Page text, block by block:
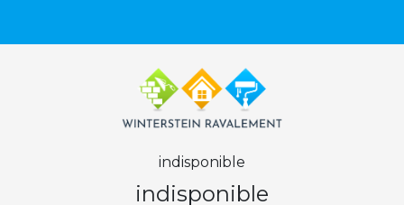
indisponible
indisponible